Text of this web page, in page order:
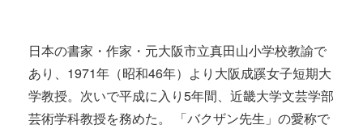
日本の書家・作家・元大阪市立真田山小学校教諭で
あり、1971年（昭和46年）より大阪成蹊女子短期大
学教授。次いで平成に入り5年間、近畿大学文芸学部
芸術学科教授を務めた。 「バクザン先生」の愛称で